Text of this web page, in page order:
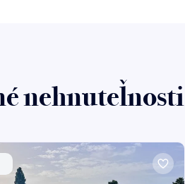
nehnuteľnosti